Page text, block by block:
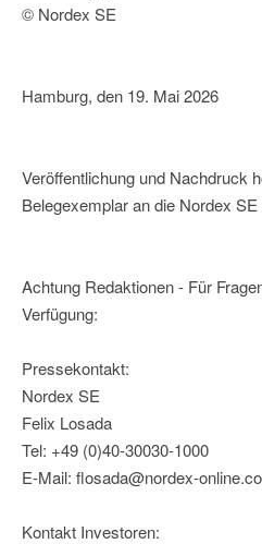
© Nordex SE
Hamburg, den 19. Mai 2026
Veröffentlichung und Nachdruck
Belegexemplar an die Nordex
Achtung Redaktionen - Für
Verfügung:
Pressekontakt:
Nordex SE
Felix Losada
Tel: +49 (0)40-30030-1000
E-Mail: flosada@nordex-
Kontakt Investoren: